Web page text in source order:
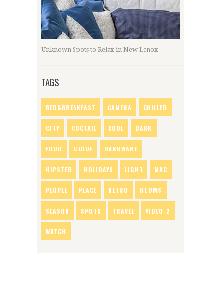
Unknown Spots to Relax in New Lenox
TAGS
BED&BREAKFAST CAMERA CHILLED
CITY COCTAIL COOL DARK
FOOD GUIDE HARDWARE
HIPSTER HOLIDAYS LIGHT MAC
PEOPLE PLACE RETRO ROOMS
SEASON SPOTS TRAVEL VIDEO-2
WATCH